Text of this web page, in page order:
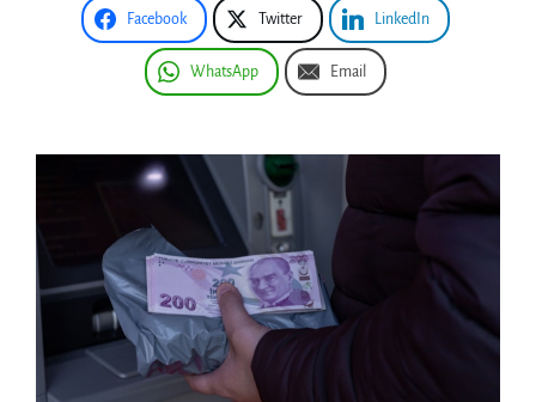
Facebook Twitter LinkedIn
WhatsApp Email